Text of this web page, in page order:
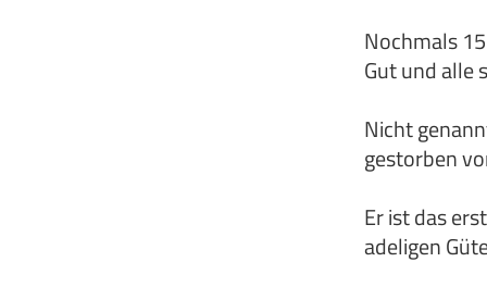
Nochmals
Gut und alle
Nicht
gestorben
Er ist das
adeligen